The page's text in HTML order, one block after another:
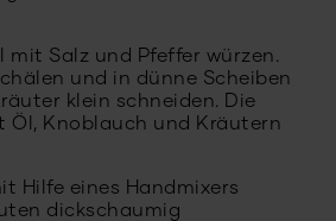
mit Salz und Pfeffer würzen.
und in dünne Scheiben
klein schneiden. Die
Öl, Knoblauch und Kräutern
Hilfe eines Handmixers
dickschaumig